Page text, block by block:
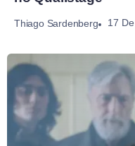
Thiago Sardenberg 17